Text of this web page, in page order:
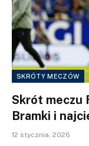
SKRÓTY MECZÓW
Skrót meczu
Bramki i
12 stycznia, 2026